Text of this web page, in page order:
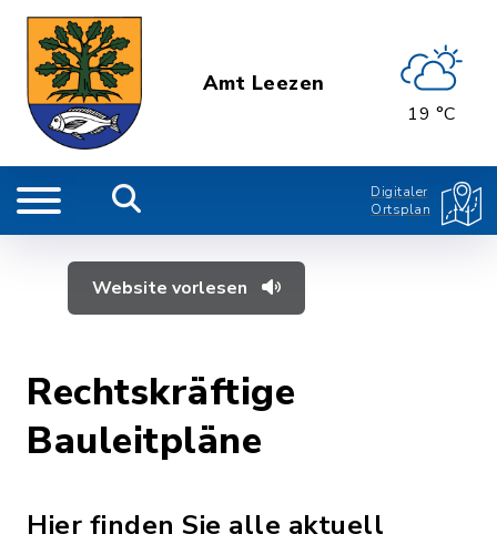
Amt Leezen
19 °C
Digitaler
Ortsplan
Website vorlesen
Rechtskräftige
Bauleitpläne
Hier finden Sie alle aktuell